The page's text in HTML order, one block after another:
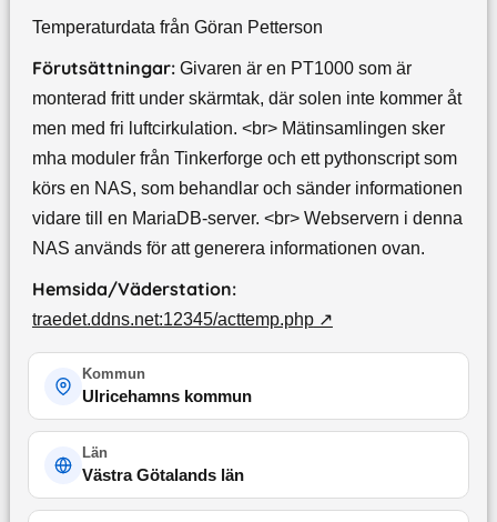
Temperaturdata från Göran Petterson
Förutsättningar: Givaren är en PT1000 som är
monterad fritt under skärmtak, där solen inte kommer åt
men med fri luftcirkulation. <br> Mätinsamlingen sker
mha moduler från Tinkerforge och ett pythonscript som
körs en NAS, som behandlar och sänder informationen
vidare till en MariaDB-server. <br> Webservern i denna
NAS används för att generera informationen ovan.
Hemsida/Väderstation:
traedet.ddns.net:12345/acttemp.php↗
Kommun
Ulricehamns kommun
Län
Västra Götalands län